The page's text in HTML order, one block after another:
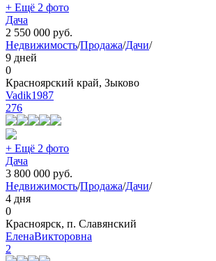
+ Ещё 2 фото
Дача
2 550 000 руб.
Недвижимость/Продажа/Дачи/
9 дней
0
Красноярский край, Зыково
Vadik1987
276
+ Ещё 2 фото
Дача
3 800 000 руб.
Недвижимость/Продажа/Дачи/
4 дня
0
Красноярск, п. Славянский
ЕленаВикторовна
2